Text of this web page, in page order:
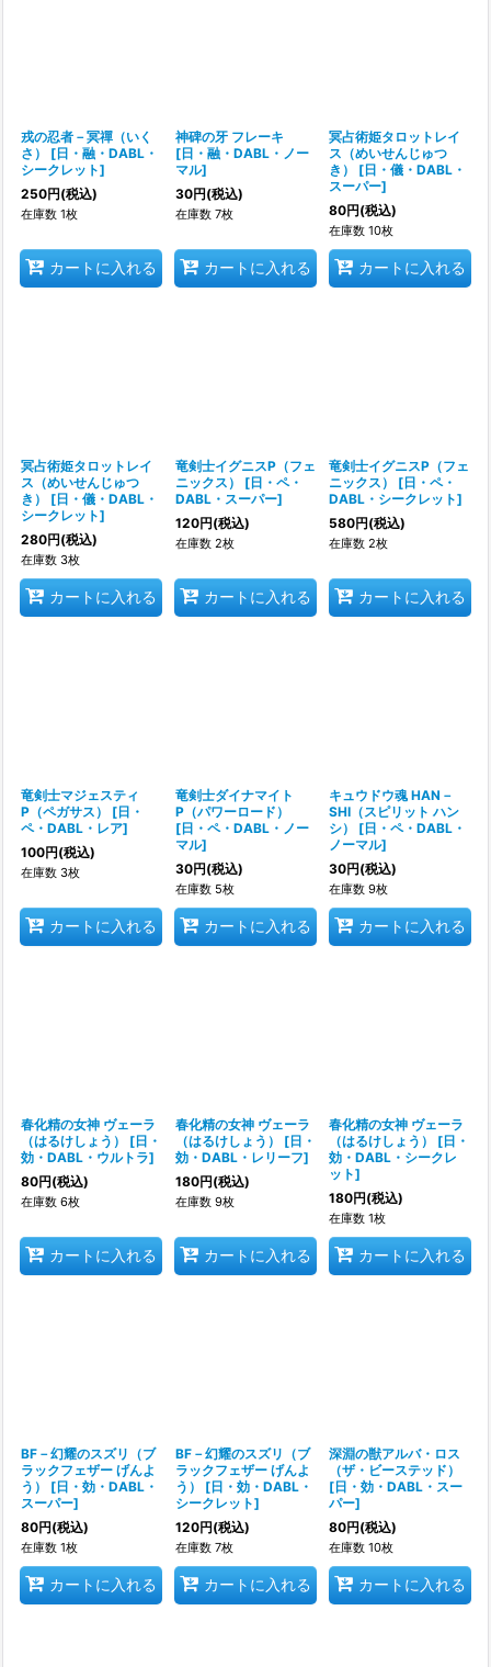
戎の忍者－冥禪（いく
さ）
[日・融・DABL・
シークレット]
250円(税込)
在庫数 1枚
カートに入れる
神碑の牙 フレーキ
[日・融・DABL・ノー
マル]
30円(税込)
在庫数 7枚
カートに入れる
冥占術姫タロットレイ
ス（めいせんじゅつ
き）
[日・儀・DABL・
スーパー]
80円(税込)
在庫数 10枚
カートに入れる
冥占術姫タロットレイ
ス（めいせんじゅつ
き）
[日・儀・DABL・
シークレット]
280円(税込)
在庫数 3枚
カートに入れる
竜剣士イグニスP（フェ
ニックス）
[日・ペ・
DABL・スーパー]
120円(税込)
在庫数 2枚
カートに入れる
竜剣士イグニスP（フェ
ニックス）
[日・ペ・
DABL・シークレット]
580円(税込)
在庫数 2枚
カートに入れる
竜剣士マジェスティ
P（ペガサス）
[日・
ペ・DABL・レア]
100円(税込)
在庫数 3枚
カートに入れる
竜剣士ダイナマイト
P（パワーロード）
[日・ペ・DABL・ノー
マル]
30円(税込)
在庫数 5枚
カートに入れる
キュウドウ魂 HAN－
SHI（スピリット ハン
シ）
[日・ペ・DABL・
ノーマル]
30円(税込)
在庫数 9枚
カートに入れる
春化精の女神 ヴェーラ
（はるけしょう）
[日・
効・DABL・ウルトラ]
80円(税込)
在庫数 6枚
カートに入れる
春化精の女神 ヴェーラ
（はるけしょう）
[日・
効・DABL・レリーフ]
180円(税込)
在庫数 9枚
カートに入れる
春化精の女神 ヴェーラ
（はるけしょう）
[日・
効・DABL・シークレ
ット]
180円(税込)
在庫数 1枚
カートに入れる
BF－幻耀のスズリ（ブ
ラックフェザー げんよ
う）
[日・効・DABL・
スーパー]
80円(税込)
在庫数 1枚
カートに入れる
BF－幻耀のスズリ（ブ
ラックフェザー げんよ
う）
[日・効・DABL・
シークレット]
120円(税込)
在庫数 7枚
カートに入れる
深淵の獣アルバ・ロス
（ザ・ビーステッド）
[日・効・DABL・スー
パー]
80円(税込)
在庫数 10枚
カートに入れる